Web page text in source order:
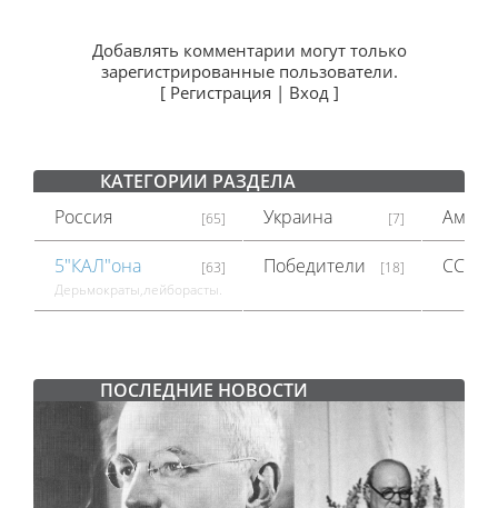
Добавлять комментарии могут только
зарегистрированные пользователи.
[ Регистрация | Вход]
КАТЕГОРИИ РАЗДЕЛА
Россия
[65] Украина [7]
5"КАЛ"она
[63]
Дерьмократы,лейборасты.
Победители [18] СССР
ПОСЛЕДНИЕ НОВОСТИ